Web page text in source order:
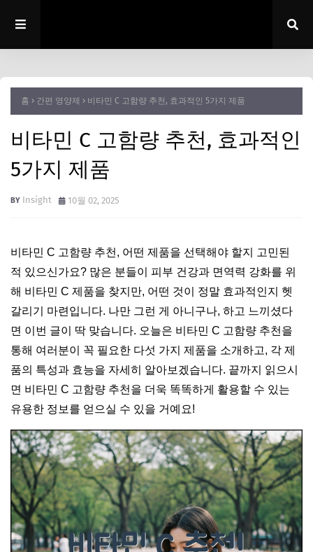
홈 간편 영양제 비타민 C 고함량 추천, 효과적인 5가지 제품
비타민 C 고함량 추천, 효과적인
5가지 제품
Insight 10월 02, 2025
비타민 C 고함량 추천, 어떤 제품을 선택해야 할지 고민된
적 있으신가요? 많은 분들이 피부 건강과 면역력 강화를 위
해 비타민 C 제품을 찾지만, 어떤 것이 정말 효과적인지 헷
갈리기 마련입니다. 나만 그런 게 아니구나, 하고 느끼셨다
면 이번 글이 딱 맞습니다. 오늘은 비타민 C 고함량 추천을
통해 여러분이 꼭 필요한 다섯 가지 제품을 소개하고, 각 제
품의 특성과 효능을 자세히 알아보겠습니다. 끝까지 읽으시
면 비타민 C 고함량 추천을 더욱 똑똑하게 활용할 수 있는
유용한 정보를 얻으실 수 있을 거예요!